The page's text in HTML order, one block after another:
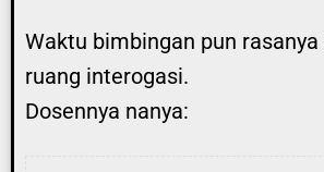
Waktu bimbingan pun
ruang interogasi.
Dosennya nanya: